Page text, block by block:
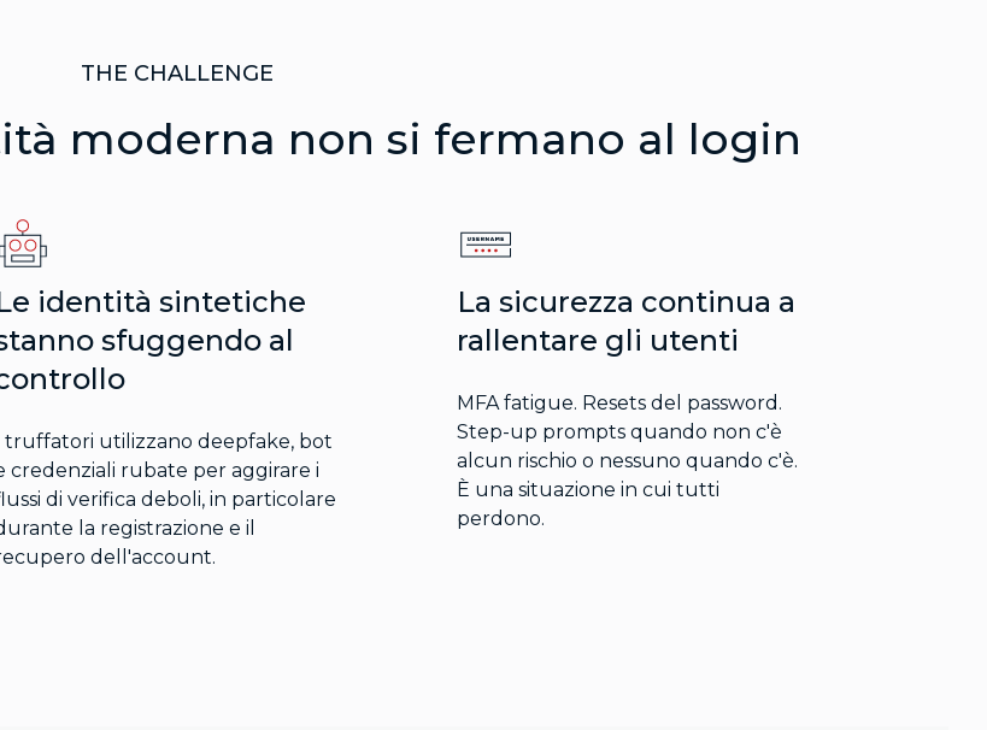
THE CHALLENGE
moderna non si fermano al login
identità sintetiche
sfuggendo al
truffatori utilizzano deepfake, bot
credenziali rubate per aggirare i
di verifica deboli, in particolare
la registrazione e il
dell'account.
La sicurezza continua a
rallentare gli utenti
MFA fatigue. Resets del password.
Step-up prompts quando non c'è
alcun rischio o nessuno quando c'è.
È una situazione in cui tutti
perdono.